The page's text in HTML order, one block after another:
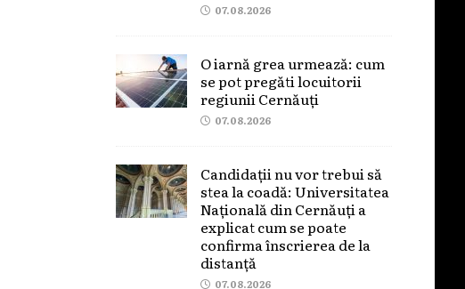
07.08.2026
O iarnă grea urmează: cum
se pot pregăti locuitorii
regiunii Cernăuți
07.08.2026
Candidații nu vor trebui să
stea la coadă: Universitatea
Națională din Cernăuți a
explicat cum se poate
confirma înscrierea de la
distanță
07.08.2026